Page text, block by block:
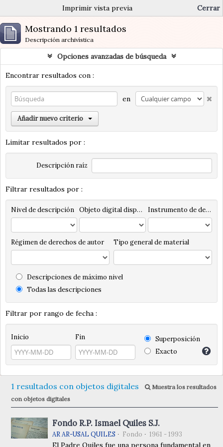
Imprimir vista previa Cerrar
Mostrando 1 resultados
Descripción archivística
Opciones avanzadas de búsqueda
Encontrar resultados con :
en
Añadir nuevo criterio
Limitar resultados por :
Descripción raíz
Filtrar resultados por :
Nivel de descripción Objeto digital disponibles Instrumento de descripción
Régimen de derechos de autor Tipo general de material
Descripciones de máximo nivel
Todas las descripciones
Filtrar por rango de fecha :
Inicio Fin
Superposición
Exacto
1 resultados con objetos digitales
Muestra los resultados
con objetos digitales
Fondo R.P. Ismael Quiles S.J.
AR AR-USAL QUILES Fondo 1961 - 1993
El Padre Quiles fue una persona fundamental en